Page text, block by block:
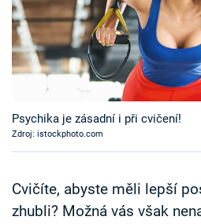
Pořady
TV Program
Časopis
Sledujte prima+
Psychika je zásadní i při cvičení!
Zdroj: istockphoto.com
Cvičíte, abyste měli lepší
zhubli? Možná vás však